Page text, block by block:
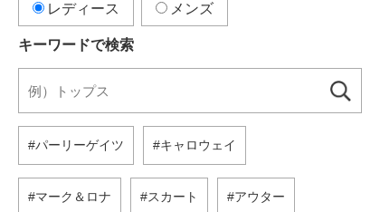
レディース メンズ
キーワードで検索
パーリーゲイツ キャロウェイ
マーク＆ロナ スカート アウター